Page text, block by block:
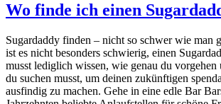
Wo finde ich einen
Sugardaddy finden – nicht so schwer wie man
ist es nicht besonders schwierig, einen
musst lediglich wissen, wie genau du
du suchen musst, um deinen zukünftigen
ausfindig zu machen. Gehe in eine edle Bar